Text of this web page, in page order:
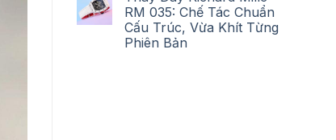
RM 035: Chế Tác Chuẩn
Cấu Trúc, Vừa Khít Từng
Phiên Bản